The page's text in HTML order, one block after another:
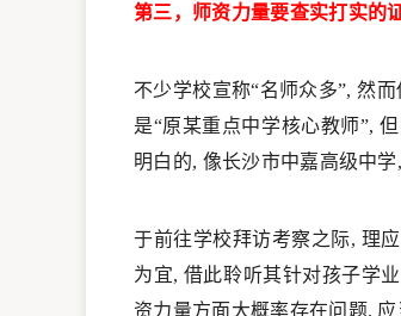
第三，师资力量要查实打实的
不少学校宣称“名师众多”, 然
是“原某重点中学核心教师”,
明白的, 像长沙市中嘉高级中
于前往学校拜访考察之际, 理
为宜, 借此聆听其针对孩子学
资力量方面大概率存在问题, 应